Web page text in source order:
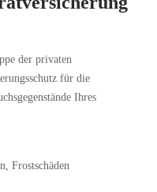
der privaten
für die
Ihres
Frostschäden